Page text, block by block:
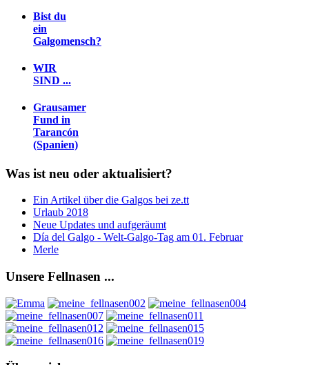
Bist du
ein
Galgomensch?
WIR
SIND ...
Grausamer
Fund in
Tarancón
(Spanien)
Was ist neu oder aktualisiert?
Ein Artikel über die Galgos bei ze.tt
Urlaub 2018
Neue Updates und aufgeräumt
Día del Galgo - Welt-Galgo-Tag am 01. Februar
Merle
Unsere Fellnasen ...